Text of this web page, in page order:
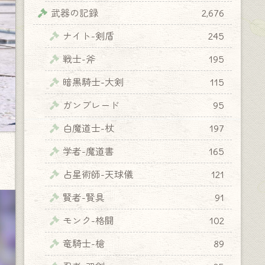
武器の記録
2,676
ナイト-剣盾
245
戦士-斧
195
暗黒騎士-大剣
115
ガンブレード
95
白魔道士-杖
197
学者-魔道書
165
占星術師-天球儀
121
賢者-賢具
91
モンク-格闘
102
竜騎士-槍
89